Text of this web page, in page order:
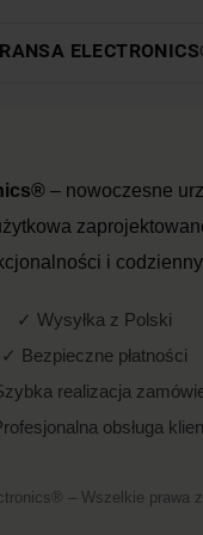
– nowoczesne
i
✓ Wysyłka z Polski
✓ Bezpieczne płatności
realizacja
obsługa
– Wszelkie prawa